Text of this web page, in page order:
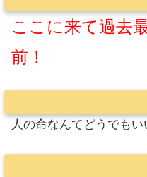
ここに来て過去
前！
人の命なんてどうでもい